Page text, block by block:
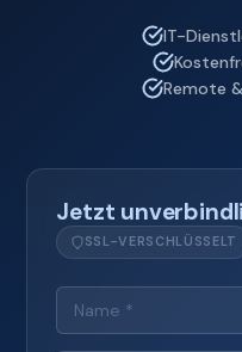
IT-
Remote
Jetzt
SSL-VERSCHLÜSSELT